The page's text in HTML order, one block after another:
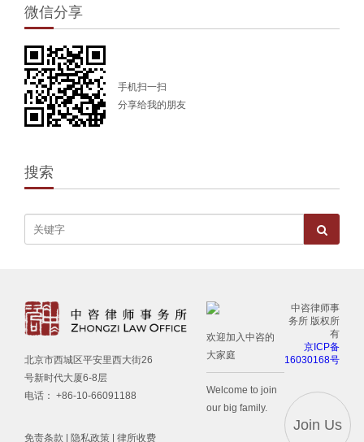
微信分享
手机扫一扫
分享给我的朋友
搜索
北京市西城区平安里西大街26
号新时代大厦6-8层
电话： +86-10-66091188
免责条款 隐私政策 律所收费
欢迎加入中咨的
大家庭
Welcome to join
our big family.
中咨律师事
务所 版权所
有
京ICP备
16030168号
Join Us